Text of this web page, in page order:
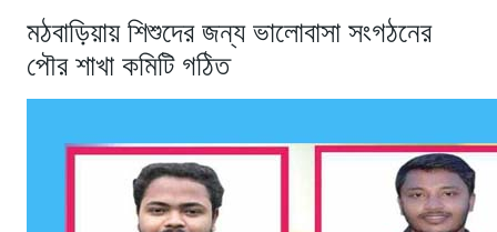
মঠবাড়িয়ায় শিশুদের জন্য ভালোবাসা সংগঠনের
পৌর শাখা কমিটি গঠিত